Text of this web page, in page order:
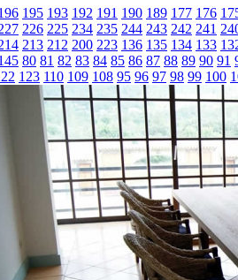
195 193 192 191 190 189 177 176
226 225 234 235 244 243 242 241
213 212 200 223 136 135 134 133
80 81 82 83 84 85 86 87 88 89 90 91
123 110 109 108 95 96 97 98 99 100